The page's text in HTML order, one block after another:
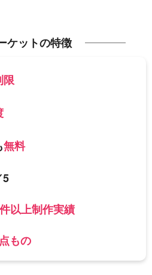
ケットの特徴
限
無料
5
以上制作実績
もの